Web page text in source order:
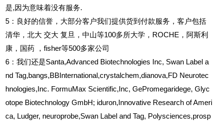
是,因为意味着没有服务.
5 ：良好的信誉，大部分客户我们提供货到付款服务，客户包括
清华，北大 交大 复旦，中山等100多所大学，ROCHE，阿斯利
康，国药
，fisher等500多家公司
6 ：我们还是Santa,Advanced Biotechnologies Inc, Swan Label a
nd Tag,bangs,BBInternational,crystalchem,dianova,FD Neurotec
hnologies,Inc. FormuMax Scientific,Inc, GePromegaridege, Glyc
otope Biotechnology GmbH; iduron,Innovative Research of Ameri
ca, Ludger, neuroprobe,Swan Label and Tag, Polysciences,prosp